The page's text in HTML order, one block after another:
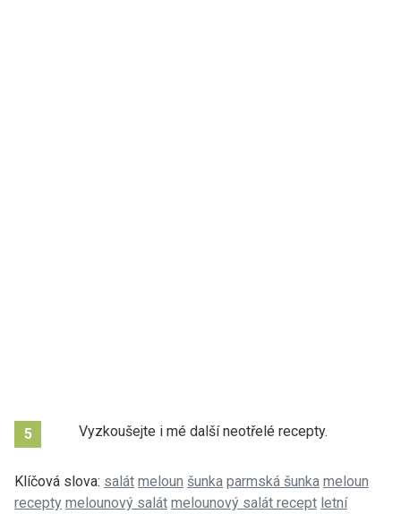
5 Vyzkoušejte i mé další neotřelé recepty.
Klíčová slova: salát meloun šunka parmská šunka meloun
recepty melounový salát melounový salát recept letní